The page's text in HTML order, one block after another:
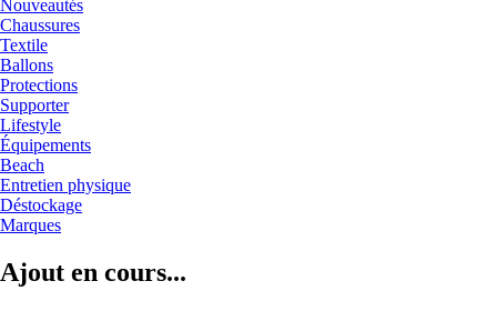
Nouveautés
Chaussures
Textile
Ballons
Protections
Supporter
Lifestyle
Équipements
Beach
Entretien physique
Déstockage
Marques
Ajout en cours...